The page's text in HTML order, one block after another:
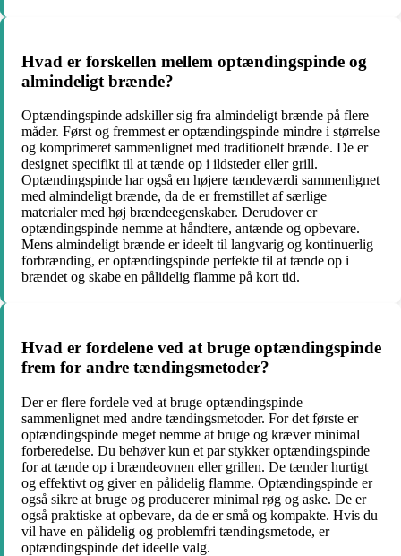
Hvad er forskellen mellem optændingspinde og
almindeligt brænde?
Optændingspinde adskiller sig fra almindeligt brænde på flere
måder. Først og fremmest er optændingspinde mindre i størrelse
og komprimeret sammenlignet med traditionelt brænde. De er
designet specifikt til at tænde op i ildsteder eller grill.
Optændingspinde har også en højere tændeværdi sammenlignet
med almindeligt brænde, da de er fremstillet af særlige
materialer med høj brændeegenskaber. Derudover er
optændingspinde nemme at håndtere, antænde og opbevare.
Mens almindeligt brænde er ideelt til langvarig og kontinuerlig
forbrænding, er optændingspinde perfekte til at tænde op i
brændet og skabe en pålidelig flamme på kort tid.
Hvad er fordelene ved at bruge optændingspinde
frem for andre tændingsmetoder?
Der er flere fordele ved at bruge optændingspinde
sammenlignet med andre tændingsmetoder. For det første er
optændingspinde meget nemme at bruge og kræver minimal
forberedelse. Du behøver kun et par stykker optændingspinde
for at tænde op i brændeovnen eller grillen. De tænder hurtigt
og effektivt og giver en pålidelig flamme. Optændingspinde er
også sikre at bruge og producerer minimal røg og aske. De er
også praktiske at opbevare, da de er små og kompakte. Hvis du
vil have en pålidelig og problemfri tændingsmetode, er
optændingspinde det ideelle valg.